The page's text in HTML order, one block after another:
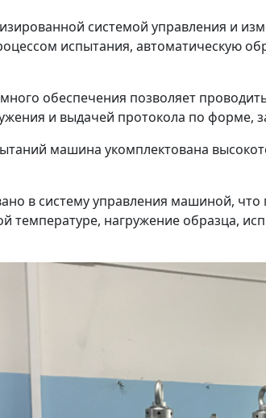
системой управления и
испытания, автоматическую
обеспечения позволяет
и выдачей протокола по форме,
машина укомплектована
в систему управления машиной,
температуре, нагружение образца,